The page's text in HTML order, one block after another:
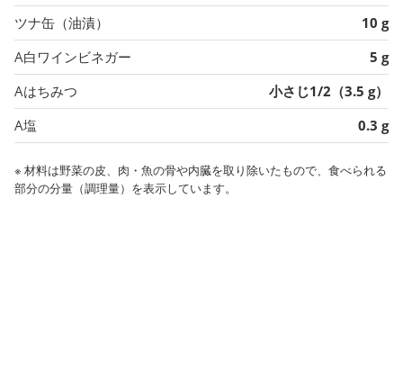
ツナ缶（油漬）
10 g
A白ワインビネガー
5 g
Aはちみつ
小さじ1/2（3.5 g）
A塩
0.3 g
※ 材料は野菜の皮、肉・魚の骨や内臓を取り除いたもので、食べられる
部分の分量（調理量）を表示しています。